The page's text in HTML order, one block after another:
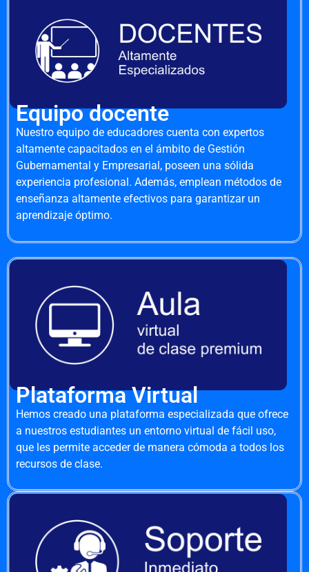
Equipo docente
Nuestro equipo de educadores cuenta con expertos
altamente capacitados en el ámbito de Gestión
Gubernamental y Empresarial, poseen una sólida
experiencia profesional. Además, emplean métodos de
enseñanza altamente efectivos para garantizar un
aprendizaje óptimo.
Plataforma Virtual
Hemos creado una plataforma especializada que ofrece
a nuestros estudiantes un entorno virtual de fácil uso,
que les permite acceder de manera cómoda a todos los
recursos de clase.